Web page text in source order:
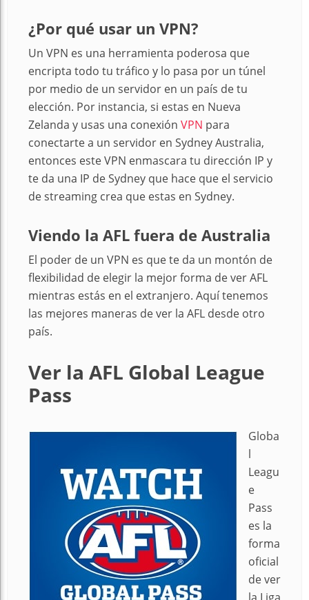
¿Por qué usar un VPN?
Un VPN es una herramienta poderosa que
encripta todo tu tráfico y lo pasa por un túnel
por medio de un servidor en un país de tu
elección. Por instancia, si estas en Nueva
Zelanda y usas una conexión VPN para
conectarte a un servidor en Sydney Australia,
entonces este VPN enmascara tu dirección IP y
te da una IP de Sydney que hace que el servicio
de streaming crea que estas en Sydney.
Viendo la AFL fuera de Australia
El poder de un VPN es que te da un montón de
flexibilidad de elegir la mejor forma de ver AFL
mientras estás en el extranjero. Aquí tenemos
las mejores maneras de ver la AFL desde otro
país.
Ver la AFL Global League
Pass
Globa
l
Leagu
e
Pass
es la
forma
oficial
de ver